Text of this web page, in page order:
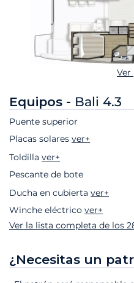
Ver
Equipos - Bali 4.3
Puente superior
Placas solares ver+
Toldilla ver+
Pescante de bote
Ducha en cubierta ver+
Winche eléctrico ver+
Ver la lista completa de los
¿Necesitas un